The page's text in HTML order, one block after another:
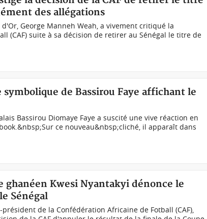
des allégations
d'Or, George Manneh Weah, a vivement critiqué la
(CAF) suite à sa décision de retirer au Sénégal le titre de
symbolique de Bassirou Faye affichant le
Bassirou Diomaye Faye a suscité une vive réaction en
ce nouveau&nbsp;cliché, il apparaît dans
ghanéen Kwesi Nyantakyi dénonce le
Sénégal
de la Confédération Africaine de Fotball (CAF),